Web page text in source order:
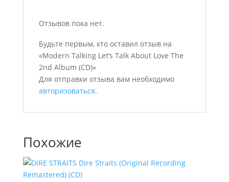
Отзывов пока нет.
Будьте первым, кто оставил отзыв на
«Modern Talking Let’s Talk About Love The
2nd Album (CD)»
Для отправки отзыва вам необходимо
авторизоваться.
Похожие